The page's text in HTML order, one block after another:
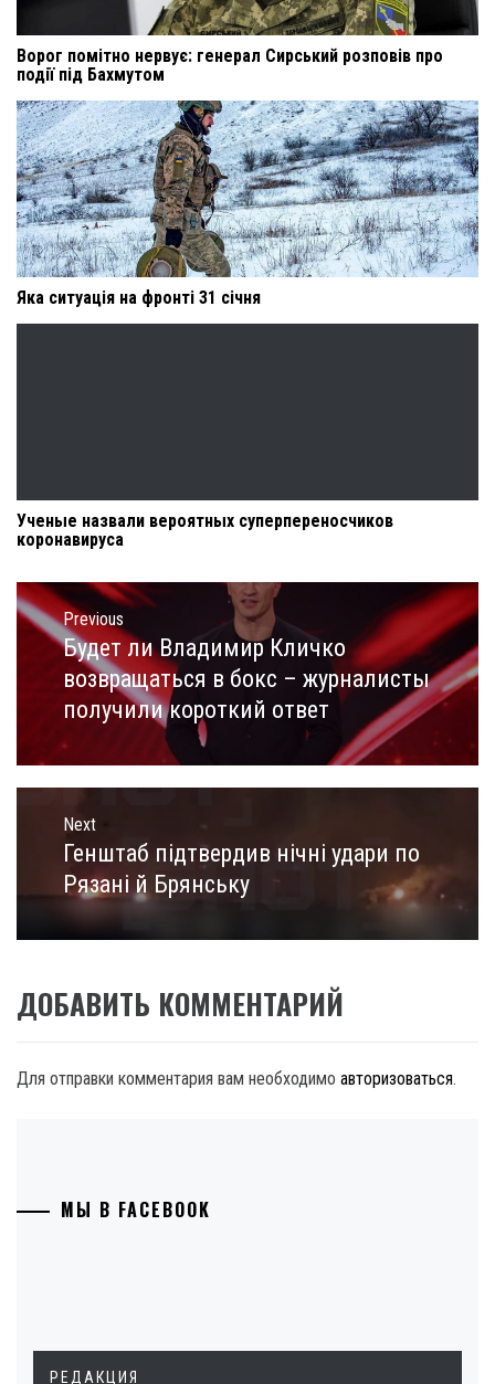
Ворог помітно нервує: генерал Сирський розповів про
події під Бахмутом
Яка ситуація на фронті 31 січня
Ученые назвали вероятных суперпереносчиков
коронавируса
Навигация
по
записям
Previous
Previous
post:
Будет ли Владимир Кличко
возвращаться в бокс – журналисты
получили короткий ответ
Next
Next
post:
Генштаб підтвердив нічні удари по
Рязані й Брянську
ДОБАВИТЬ КОММЕНТАРИЙ
Для отправки комментария вам необходимо авторизоваться.
МЫ В FACEBOOK
РЕДАКЦИЯ